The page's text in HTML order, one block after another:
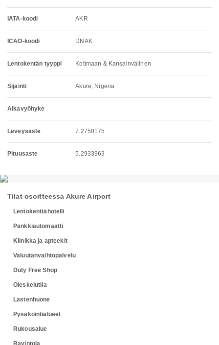
IATA-koodi AKR
ICAO-koodi DNAK
Lentokentän tyyppi Kotimaan & Kansainvälinen
Sijainti Akure, Nigeria
Aikavyöhyke
Leveysaste 7.2750175
Pituusaste 5.2933963
Tilat osoitteessa Akure Airport
Lentokenttähotelli
Pankkiautomaatti
Klinikka ja apteekit
Valuutanvaihtopalvelu
Duty Free Shop
Oleskelutila
Lastenhuone
Pysäköintialueet
Rukousalue
Ravintola